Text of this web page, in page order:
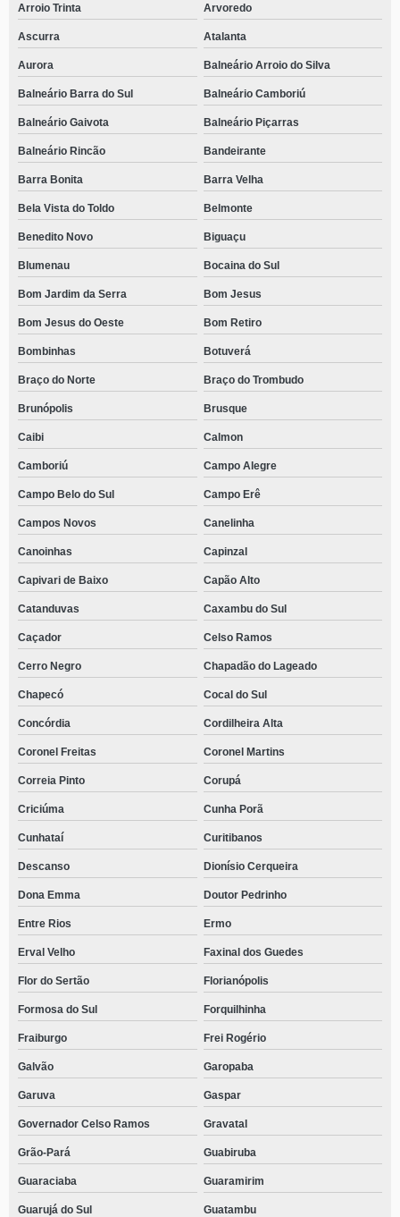
Arroio Trinta Arvoredo
Ascurra Atalanta
Aurora Balneário Arroio do Silva
Balneário Barra do Sul Balneário Camboriú
Balneário Gaivota Balneário Piçarras
Balneário Rincão Bandeirante
Barra Bonita Barra Velha
Bela Vista do Toldo Belmonte
Benedito Novo Biguaçu
Blumenau Bocaina do Sul
Bom Jardim da Serra Bom Jesus
Bom Jesus do Oeste Bom Retiro
Bombinhas Botuverá
Braço do Norte Braço do Trombudo
Brunópolis Brusque
Caibi Calmon
Camboriú Campo Alegre
Campo Belo do Sul Campo Erê
Campos Novos Canelinha
Canoinhas Capinzal
Capivari de Baixo Capão Alto
Catanduvas Caxambu do Sul
Caçador Celso Ramos
Cerro Negro Chapadão do Lageado
Chapecó Cocal do Sul
Concórdia Cordilheira Alta
Coronel Freitas Coronel Martins
Correia Pinto Corupá
Criciúma Cunha Porã
Cunhataí Curitibanos
Descanso Dionísio Cerqueira
Dona Emma Doutor Pedrinho
Entre Rios Ermo
Erval Velho Faxinal dos Guedes
Flor do Sertão Florianópolis
Formosa do Sul Forquilhinha
Fraiburgo Frei Rogério
Galvão Garopaba
Garuva Gaspar
Governador Celso Ramos Gravatal
Grão-Pará Guabiruba
Guaraciaba Guaramirim
Guarujá do Sul Guatambu